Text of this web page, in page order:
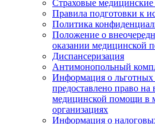
Страховые медицинские
Правила подготовки к
Политика
Положение о
оказании медицинской
Диспансеризация
Антимонопольный
Информация о льготных
предоставлено право на
медицинской помощи в
организациях
Информация о